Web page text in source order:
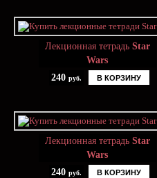
Лекционная тетрадь Star
Wars
240 руб. В КОРЗИНУ
Лекционная тетрадь Star
Wars
240 руб. В КОРЗИНУ